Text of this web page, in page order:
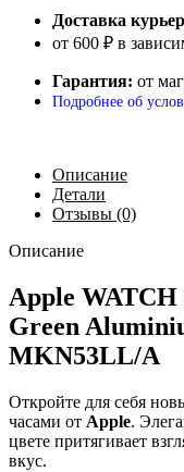
Доставка
от 600 ₽ в
Гарантия: от
Подробнее об
Описание
Детали
Отзывы (0)
Описание
Apple WATCH
Green
MKN53LL/A
Откройте для себя
часами от Apple.
цвете притягивает
вкус.